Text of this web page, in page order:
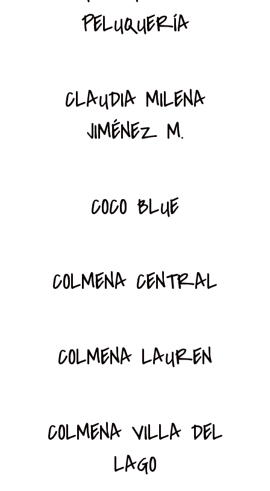
PELUQUERÍA
CLAUDIA MILENA
JIMÉNEZ M.
COCO BLUE
COLMENA CENTRAL
COLMENA LAUREN
COLMENA VILLA DEL
LAGO